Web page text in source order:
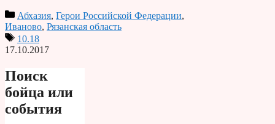
Абхазия, Герои Российской Федерации,
Иваново, Рязанская область
10.18
17.10.2017
Поиск
бойца или
события